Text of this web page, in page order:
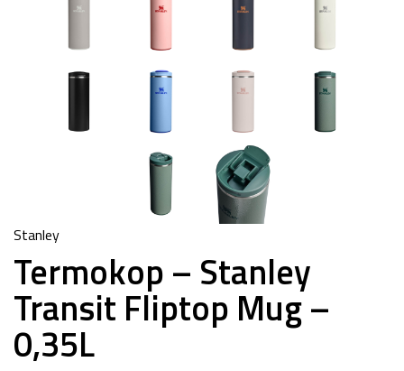
Stanley
Termokop – Stanley
Transit Fliptop Mug –
0,35L